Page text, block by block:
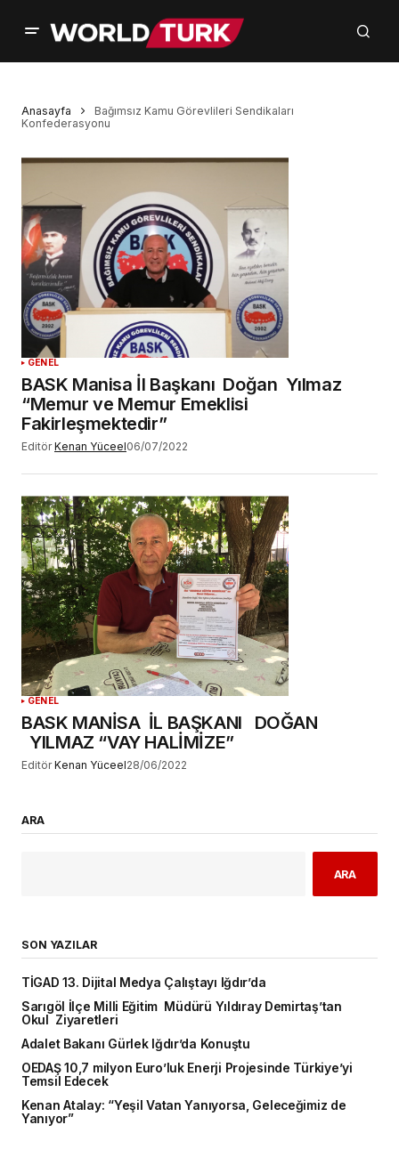
Anasayfa
Bağımsız Kamu Görevlileri Sendikaları
Konfederasyonu
GENEL
BASK Manisa İl Başkanı Doğan Yılmaz
“Memur ve Memur Emeklisi
Fakirleşmektedir”
Editör Kenan Yüceel06/07/2022
GENEL
BASK MANİSA İL BAŞKANI DOĞAN
YILMAZ “VAY HALİMİZE”
Editör Kenan Yüceel28/06/2022
ARA
ARA
SON YAZILAR
TİGAD 13. Dijital Medya Çalıştayı Iğdır’da
Sarıgöl İlçe Milli Eğitim Müdürü Yıldıray Demirtaş’tan
Okul Ziyaretleri
Adalet Bakanı Gürlek Iğdır’da Konuştu
OEDAŞ 10,7 milyon Euro’luk Enerji Projesinde Türkiye’yi
Temsil Edecek
Kenan Atalay: “Yeşil Vatan Yanıyorsa, Geleceğimiz de
Yanıyor”